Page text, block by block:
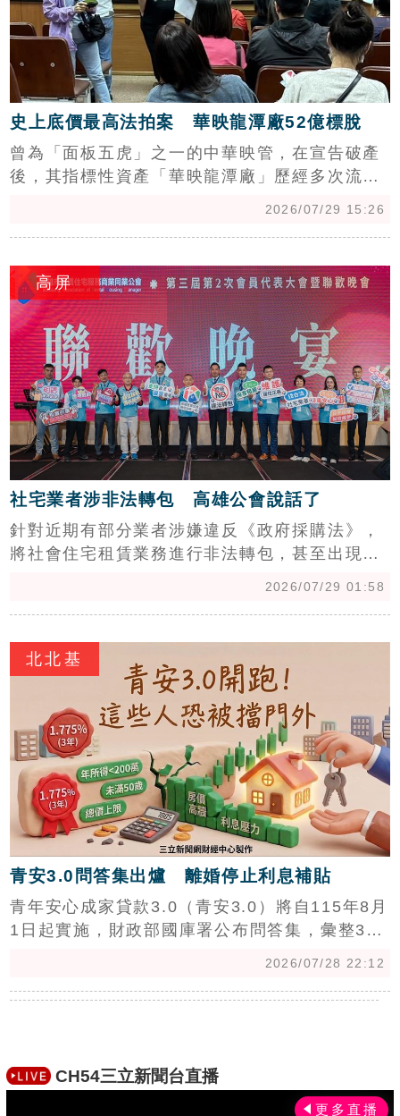
史上底價最高法拍案 華映龍潭廠52億標脫
曾為「面板五虎」之一的中華映管，在宣告破產
後，其指標性資產「華映龍潭廠」歷經多次流
天價紀錄，此次以底價約三折的價格成交，溢價
率約5%。專家分析，受惠於AI科技島趨勢，台灣
工業廠房需求持續強勁，與冷淡的住宅市場形成
強烈對比。華映龍潭廠的順利標脫，不僅為華映
破產清算畫下重要里程碑，也反映出當前房地產
市場「廠辦熱、住宅冷」的明顯產業分化趨勢。
2026/07/29 15:26
高屏
社宅業者涉非法轉包 高雄公會說話了
針對近期有部分業者涉嫌違反《政府採購法》，
將社會住宅租賃業務進行非法轉包，甚至出現
機關依法查處，並呼籲全體同業回歸誠信經營，
切勿以身試法。
2026/07/29 01:58
北北基
青安3.0問答集出爐 離婚停止利息補貼
青年安心成家貸款3.0（青安3.0）將自115年8月
1日起實施，財政部國庫署公布問答集，彙整32
滅，將停止超過新台幣1000萬元核貸額度的利息
2026/07/28 22:12
CH54三立新聞台直播